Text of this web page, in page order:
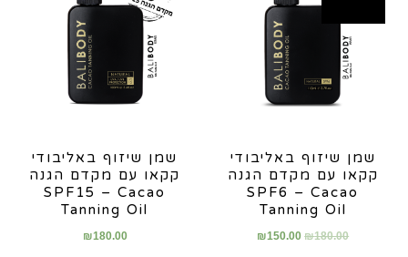
שמן שיזוף באליבודי
קקאו עם מקדם הגנה
SPF6 – Cacao
Tanning Oil
₪180.00
₪150.00
שמן שיזוף באליבודי
קקאו עם מקדם הגנה
SPF15 – Cacao
Tanning Oil
₪180.00